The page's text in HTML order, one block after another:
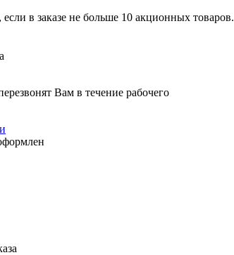
в заказе не больше 10 акционных товаров.
Вам в течение рабочего